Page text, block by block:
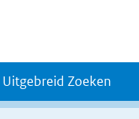
Uitgebreid Zoeken